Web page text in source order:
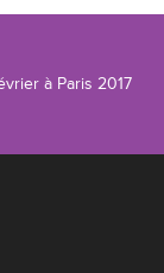
à Paris 2017